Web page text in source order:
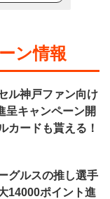
ン情報
ル神戸ファン向け
呈キャンペーン開
カードも貰える！
グルスの推し選手
14000ポイント進